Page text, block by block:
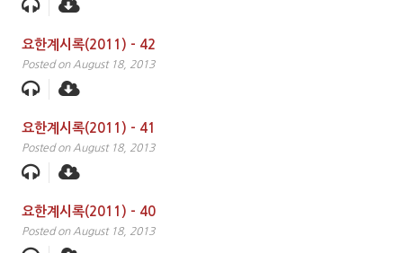
요한계시록(2011) – 42
Posted on August 18, 2013
요한계시록(2011) – 41
Posted on August 18, 2013
요한계시록(2011) – 40
Posted on August 18, 2013